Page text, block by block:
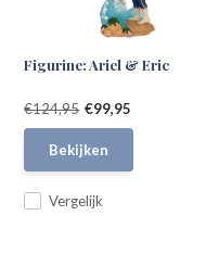
Figurine: Ariel & Eric
Vergelijk
€124,95 €99,95
Bekijken